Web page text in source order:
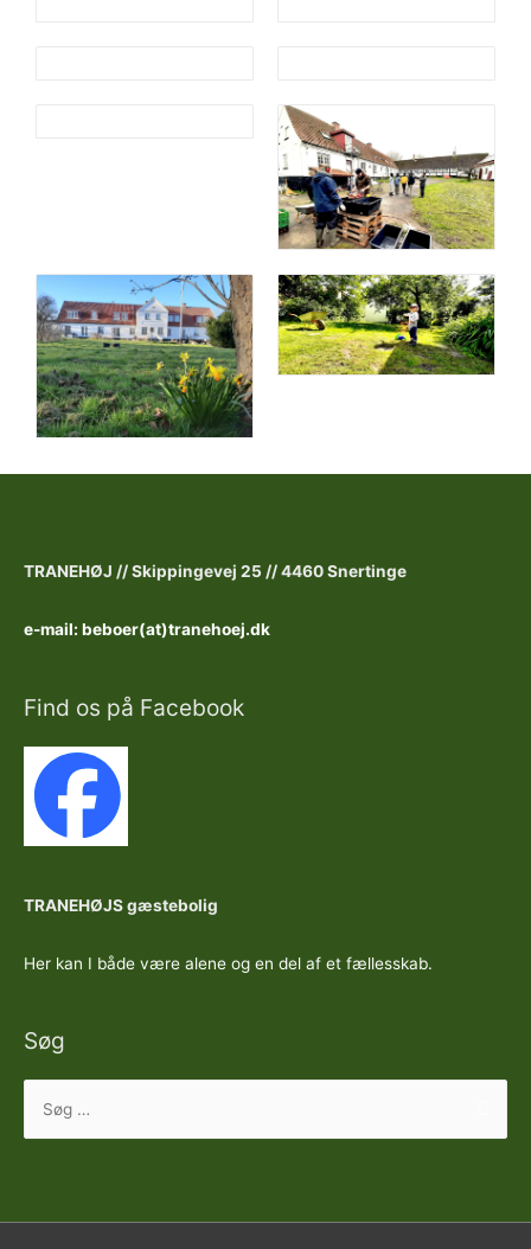
TRANEHØJ //Skippingevej 25 //4460 Snertinge
e-mail: beboer(at)tranehoej.dk
Find os på Facebook
TRANEHØJS gæstebolig
Her kan I både være alene og en del af et fællesskab.
Søg